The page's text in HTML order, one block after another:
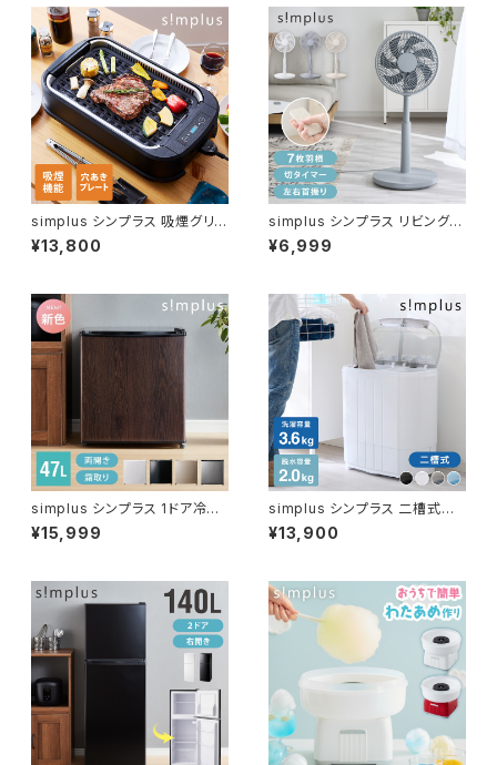
simplus シンプラス 吸煙グリル
ホットプレート SP-GL02 焼肉
プレート
¥13,800
simplus シンプラス リビング扇
30cm リモコン式 SP-30RD-
01 7枚羽 扇風機 シンプル タイ
¥6,999
simplus シンプラス 1ドア冷蔵
庫 自動霜取り機能付き 47L SP
-47LD
¥15,999
simplus シンプラス 二槽式洗
濯機 脱水付き 小型洗濯機 SP-
NWM01
¥13,900